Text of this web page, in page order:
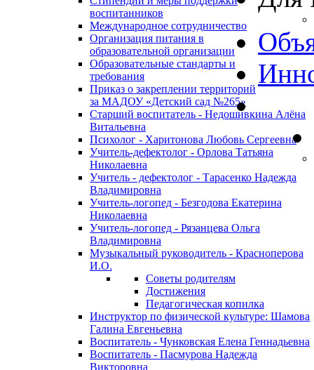
воспитанников
Международное сотрудничество
Организация питания в
образовательной организации
Образовательные стандарты и
требования
Приказ о закреплении территорий
за МАДОУ «Детский сад №265»
Старший воспитатель - Недошивкина Алёна
Витальевна
Психолог - Харитонова Любовь Сергеевна
Учитель-дефектолог - Орлова Татьяна
Николаевна
Учитель - дефектолог - Тарасенко Надежда
Владимировна
Учитель-логопед - Безгодова Екатерина
Николаевна
Учитель-логопед - Рязанцева Ольга
Владимировна
Музыкальный руководитель - Красноперова
И.О.
Советы родителям
Достижения
Педагогическая копилка
Инструктор по физической культуре: Шамова
Галина Евгеньевна
Воспитатель - Чунковская Елена Геннадьевна
Воспитатель - Пасмурова Надежда
Викторовна